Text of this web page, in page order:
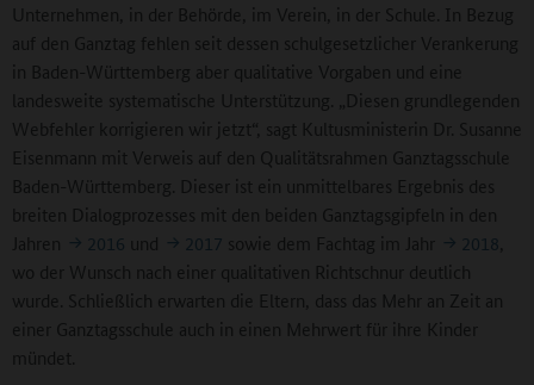
Unternehmen, in der Behörde, im Verein, in der Schule. In Bezug
auf den Ganztag fehlen seit dessen schulgesetzlicher Verankerung
in Baden-Württemberg aber qualitative Vorgaben und eine
landesweite systematische Unterstützung. „Diesen grundlegenden
Webfehler korrigieren wir jetzt“, sagt Kultusministerin Dr. Susanne
Eisenmann mit Verweis auf den Qualitätsrahmen Ganztagsschule
Baden-Württemberg. Dieser ist ein unmittelbares Ergebnis des
breiten Dialogprozesses mit den beiden Ganztagsgipfeln in den
Jahren
2016 und 2017 sowie dem Fachtag im Jahr 2018
wo der Wunsch nach einer qualitativen Richtschnur deutlich
wurde. Schließlich erwarten die Eltern, dass das Mehr an Zeit an
einer Ganztagsschule auch in einen Mehrwert für ihre Kinder
mündet.